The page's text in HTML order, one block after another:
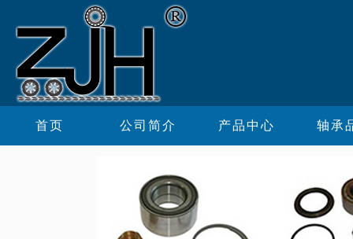
首页 公司简介 产品中心 轴承